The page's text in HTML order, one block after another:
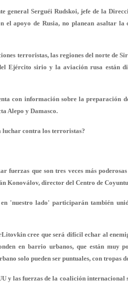
general Serguéi Rudskoi, jefe de la
el apoyo de Rusia, no planean asaltar
terroristas, las regiones del norte de
Ejército sirio y la aviación rusa están
con información sobre la preparación
Alepo y Damasco.
luchar contra los terroristas?
que son tres veces más
Konoválov, director del Centro de
'nuestro lado' participarán también
cree que será difícil echar al
en barrio urbanos, que están muy
solo pueden ser puntuales, con tropas
y las fuerzas de la coalición